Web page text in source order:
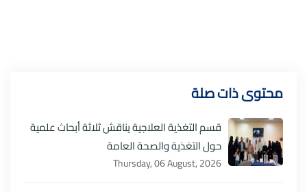
محتوى ذات صلة
قسم التغذية العلاجية يناقش ثلاثة أبحاث علمية
حول التغذية والصحة العامة
Thursday, 06 August, 2026